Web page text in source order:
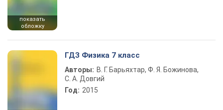
показать
обложку
ГДЗ Физика 7 класс
Авторы: В. Г. Барьяхтар, Ф. Я. Божинова,
С. А. Довгий
Год: 2015